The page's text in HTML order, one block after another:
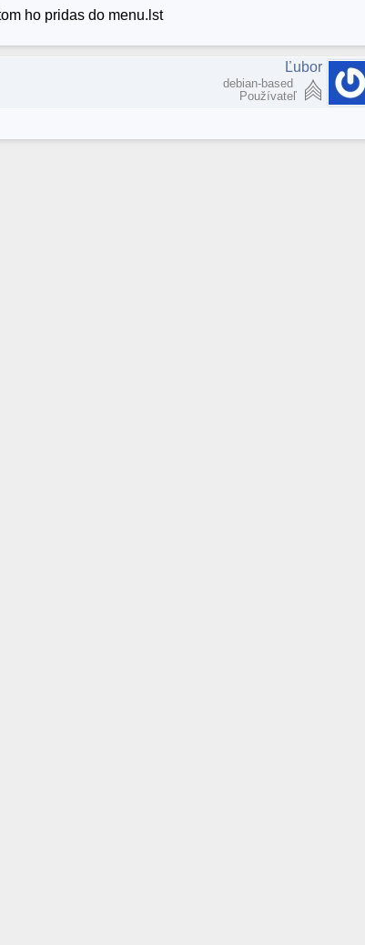
ho pridas do menu.lst
Ľubor
debian-based
Používateľ